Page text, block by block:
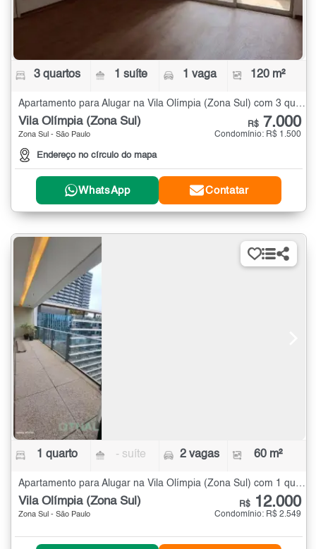
3 quartos 1 suíte 1 vaga 120 m²
Apartamento para Alugar na Vila Olímpia (Zona Sul) com 3 quartos - 120 m²
Vila Olímpia (Zona Sul)
Zona Sul - São Paulo
Endereço no círculo do mapa
R$ 7.000
Condomínio: R$ 1.500
WhatsApp Contatar
1 quarto - suíte 2 vagas 60 m²
Apartamento para Alugar na Vila Olímpia (Zona Sul) com 1 quarto - 60 m²
Vila Olímpia (Zona Sul)
Zona Sul - São Paulo
R$ 12.000
Condomínio: R$ 2.549